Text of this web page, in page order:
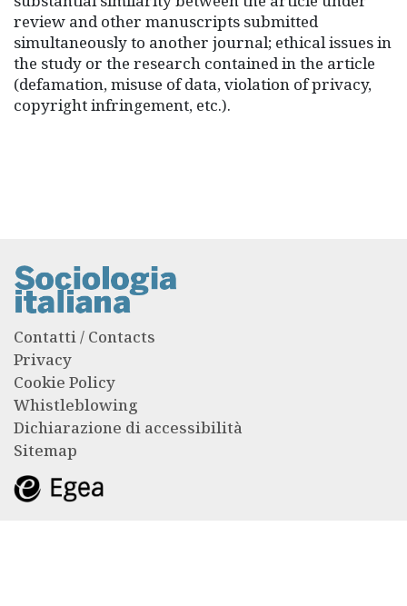
review and other manuscripts submitted
simultaneously to another journal; ethical issues in
the study or the research contained in the article
(defamation, misuse of data, violation of privacy,
copyright infringement, etc.).
Contatti / Contacts
Privacy
Cookie Policy
Whistleblowing
Dichiarazione di accessibilità
Sitemap